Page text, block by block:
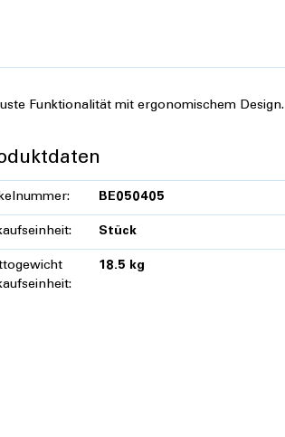
Funktionalität mit ergonomischem Design.
BE050405
Stück
18.5 kg